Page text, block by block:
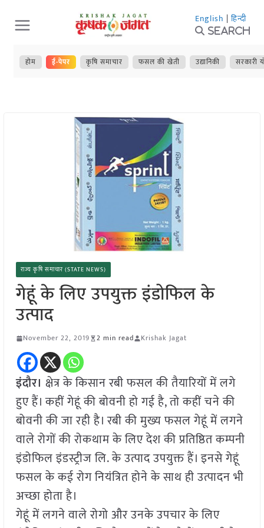
Skip
to
content
English | हिन्दी
Search
होम ई-पेपर कृषि समाचार फसल की खेती उद्यानिकी सरकारी
राज्य कृषि समाचार (STATE NEWS)
गेहूं के लिए उपयुक्त इंडोफिल के
उत्पाद
November 22, 2019 2 min read Krishak Jagat
इंदौर। क्षेत्र के किसान रबी फसल की तैयारियों में लगे
हुए हैं। कहीं गेहूं की बोवनी हो गई है, तो कहीं चने की
बोवनी की जा रही है। रबी की मुख्य फसल गेहूं में लगने
वाले रोगों की रोकथाम के लिए देश की प्रतिष्ठित कम्पनी
इंडोफिल इंडस्ट्रीज लि. के उत्पाद उपयुक्त हैं। इनसे गेहूं
फसल के कई रोग नियंत्रित होने के साथ ही उत्पादन भी
अच्छा होता है।
गेहूं में लगने वाले रोगो और उनके उपचार के लिए